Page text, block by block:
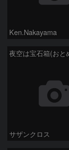
Ken.Nakayama
サザンクロス